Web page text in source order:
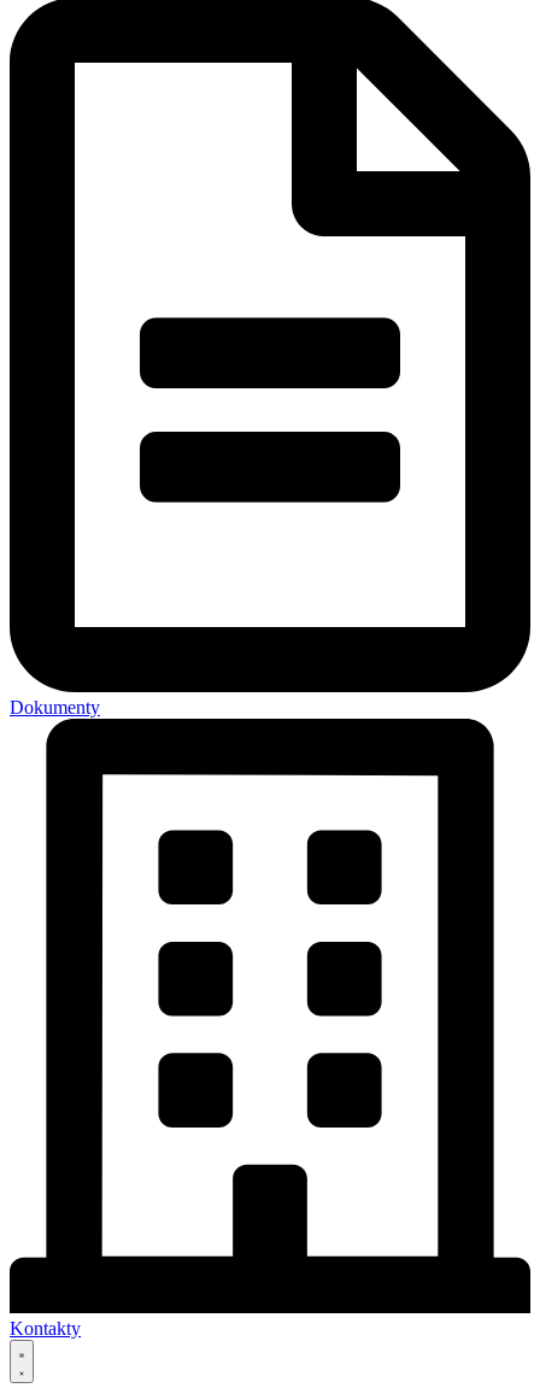
Dokumenty
Kontakty